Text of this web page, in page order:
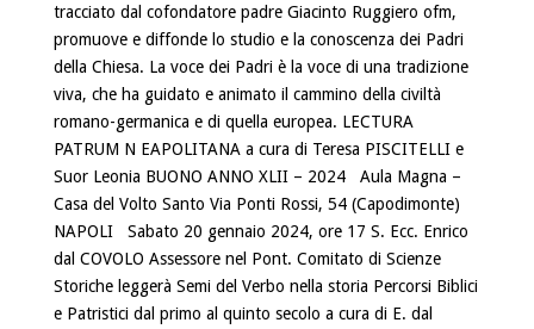
tracciato dal cofondatore padre Giacinto Ruggiero ofm,
promuove e diffonde lo studio e la conoscenza dei Padri
della Chiesa. La voce dei Padri è la voce di una tradizione
viva, che ha guidato e animato il cammino della civiltà
romano-germanica e di quella europea. LECTURA
PATRUM N EAPOLITANA a cura di Teresa PISCITELLI e
Suor Leonia BUONO ANNO XLII – 2024 Aula Magna –
Casa del Volto Santo Via Ponti Rossi, 54 (Capodimonte)
NAPOLI Sabato 20 gennaio 2024, ore 17 S. Ecc. Enrico
dal COVOLO Assessore nel Pont. Comitato di Scienze
Storiche leggerà Semi del Verbo nella storia Percorsi Biblici
e Patristici dal primo al quinto secolo a cura di E. dal